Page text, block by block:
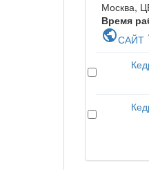
Москва,
Время
publicСАЙТ